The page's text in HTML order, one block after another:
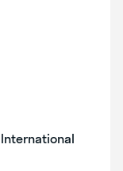
International